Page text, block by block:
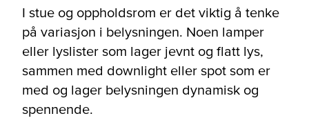
I stue og oppholdsrom er det viktig å tenke
på variasjon i belysningen. Noen lamper
eller lyslister som lager jevnt og flatt lys,
sammen med downlight eller spot som er
med og lager belysningen dynamisk og
spennende.